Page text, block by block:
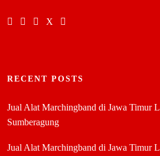
RECENT POSTS
Jual Alat Marchingband di Jawa Timur
Sumberagung
Jual Alat Marchingband di Jawa Timur